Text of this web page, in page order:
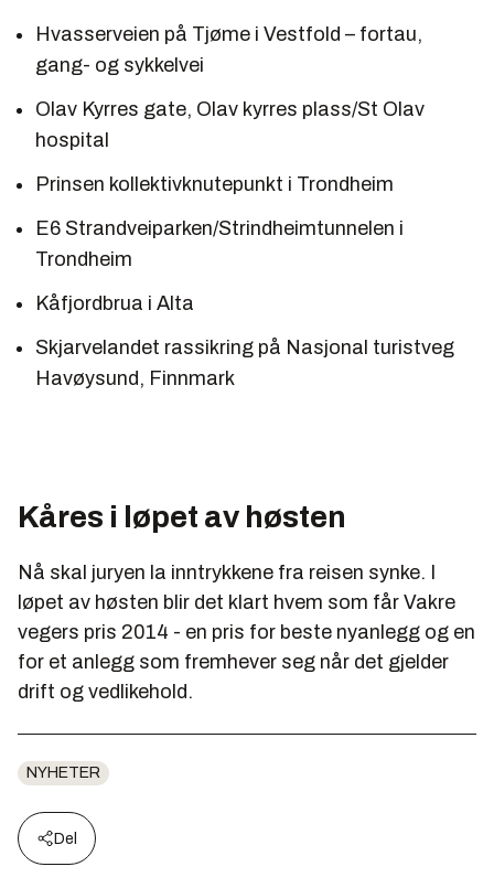
Hvasserveien på Tjøme i Vestfold – fortau,
gang- og sykkelvei
Olav Kyrres gate, Olav kyrres plass/St Olav
hospital
Prinsen kollektivknutepunkt i Trondheim
E6 Strandveiparken/Strindheimtunnelen i
Trondheim
Kåfjordbrua i Alta
Skjarvelandet rassikring på Nasjonal turistveg
Havøysund, Finnmark
Kåres i løpet av høsten
Nå skal juryen la inntrykkene fra reisen synke. I
løpet av høsten blir det klart hvem som får Vakre
vegers pris 2014 - en pris for beste nyanlegg og en
for et anlegg som fremhever seg når det gjelder
drift og vedlikehold.
NYHETER
Del